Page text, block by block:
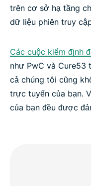
trên cơ sở hạ tầng
dữ liệu phiên truy
Các cuộc kiểm định
như PwC và Cure53
cả chúng tôi cũng
trực tuyến của bạn.
của bạn đều được